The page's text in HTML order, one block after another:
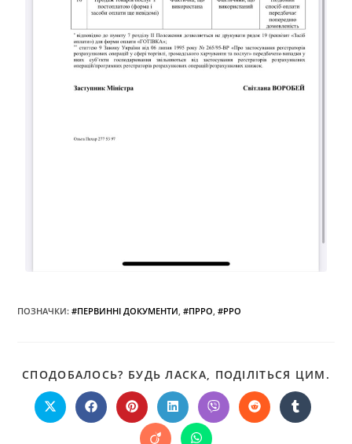
ПОЗНАЧКИ:#ПЕРВИННІ ДОКУМЕНТИ, #ПРРО, #РРО
СПОДОБАЛОСЬ? БУДЬ ЛАСКА, ПОДІЛІТЬСЯ ЦИМ.